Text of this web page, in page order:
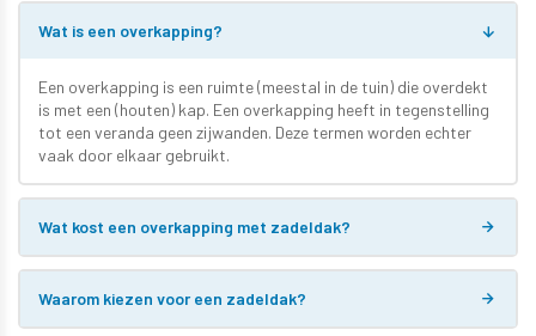
Wat is een overkapping?
Een overkapping is een ruimte (meestal in de tuin) die overdekt
is met een (houten) kap. Een overkapping heeft in tegenstelling
tot een veranda geen zijwanden. Deze termen worden echter
vaak door elkaar gebruikt.
Wat kost een overkapping met zadeldak?
Waarom kiezen voor een zadeldak?